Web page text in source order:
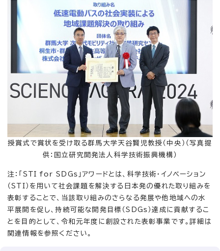
授賞式で賞状を受け取る群馬大学天谷賢児教授（中央）（写真提
供：国立研究開発法人科学技術振興機構）
注：「STI for SDGs」アワードとは、科学技術・イノベーション
（STI）を用いて社会課題を解決する日本発の優れた取り組みを
表彰することで、当該取り組みのさらなる発展や他地域への水
平展開を促し、持続可能な開発目標（SDGs）達成に貢献するこ
とを目的として、令和元年度に創設された表彰事業です。詳細は
関連情報を参照ください。